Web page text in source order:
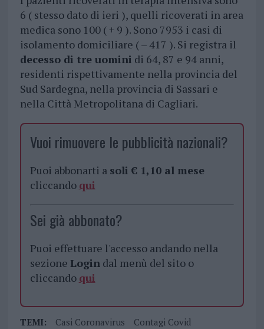
6 ( stesso dato di ieri ), quelli ricoverati in area
medica sono 100 ( + 9 ). Sono 7953 i casi di
isolamento domiciliare ( – 417 ). Si registra il
decesso di tre uomini di 64, 87 e 94 anni,
residenti rispettivamente nella provincia del
Sud Sardegna, nella provincia di Sassari e
nella Città Metropolitana di Cagliari.
Vuoi rimuovere le pubblicità nazionali?
Puoi abbonarti a soli € 1,10 al mese
cliccando qui
Sei già abbonato?
Puoi effettuare l'accesso andando nella
sezione Logindal menù del sito o
cliccando qui
TEMI: Casi Coronavirus
Contagi Covid